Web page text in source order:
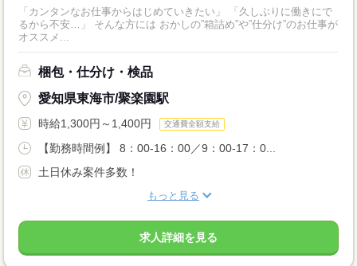
「カンタンなお仕事からはじめていきたい」 「久しぶりに働きにで
るから不安…」 そんな方には おかしの”箱詰め”や”仕分け”のお仕事が
オススメ...
梱包・仕分け・検品
愛知県東海市/聚楽園駅
時給1,300円～1,400円 交通費全額支給
【勤務時間例】 8：00-16：00／9：00-17：0...
土日休み案件多数！
もっと見る
求人詳細を見る